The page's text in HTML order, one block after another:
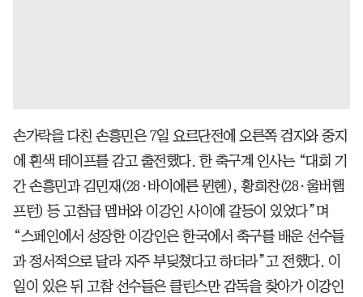
손가락을 다친 손흥민은 7일 요르단전에 오른쪽 검지와 중지
에 흰색 테이프를 감고 출전했다. 한 축구계 인사는 “대회 기
간 손흥민과 김민재(28·바이에른 뮌헨), 황희찬(28·울버햄
프턴) 등 고참급 멤버와 이강인 사이에 갈등이 있었다”며
“스페인에서 성장한 이강인은 한국에서 축구를 배운 선수들
과 정서적으로 달라 자주 부딪쳤다고 하더라”고 전했다. 이
일이 있은 뒤 고참 선수들은 클린스만 감독을 찾아가 이강인